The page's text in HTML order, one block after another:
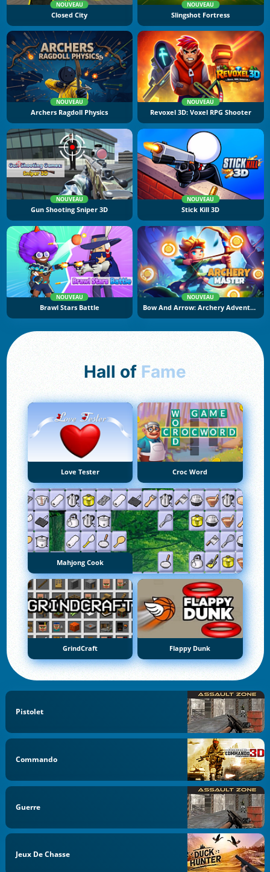
NOUVEAU
Closed City
NOUVEAU
Slingshot Fortress
NOUVEAU
Archers Ragdoll Physics
NOUVEAU
Revoxel 3D: Voxel RPG Shooter
NOUVEAU
Gun Shooting Sniper 3D
NOUVEAU
Stick Kill 3D
NOUVEAU
Brawl Stars Battle
NOUVEAU
Bow And Arrow: Archery Adventure
Hall of Fame
Love Tester Croc Word
Mahjong Cook
GrindCraft Flappy Dunk
Pistolet
Commando
Guerre
Jeux De Chasse